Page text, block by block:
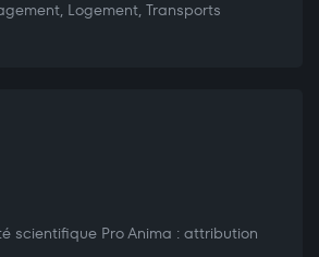
Logement, Transports
scientifique Pro Anima : attribution